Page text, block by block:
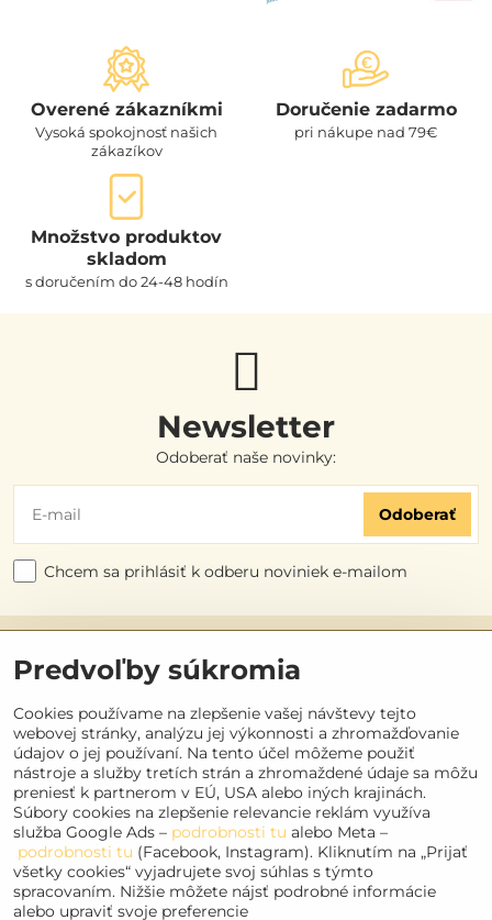
Overené zákazníkmi
Vysoká spokojnosť našich
zákazíkov
Doručenie zadarmo
pri nákupe nad 79€
Množstvo produktov
skladom
s doručením do 24-48 hodín
Newsletter
Odoberať naše novinky:
Odoberať
Chcem sa prihlásiť k odberu noviniek e-mailom
Užitočné odkazy
Objednávky
Kontakt
Sociálne siete
Facebook
Instagram
Youtube
Predvoľby súkromia
Cookies používame na zlepšenie vašej návštevy tejto
webovej stránky, analýzu jej výkonnosti a zhromažďovanie
údajov o jej používaní. Na tento účel môžeme použiť
nástroje a služby tretích strán a zhromaždené údaje sa môžu
preniesť k partnerom v EÚ, USA alebo iných krajinách.
Súbory cookies na zlepšenie relevancie reklám využíva
služba Google Ads – podrobnosti tu alebo Meta –
podrobnosti tu (Facebook, Instagram). Kliknutím na „Prijať
všetky cookies“ vyjadrujete svoj súhlas s týmto
spracovaním. Nižšie môžete nájsť podrobné informácie
alebo upraviť svoje preferencie